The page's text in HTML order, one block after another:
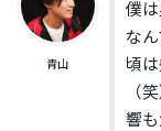
青山
僕
な
頃
（
響